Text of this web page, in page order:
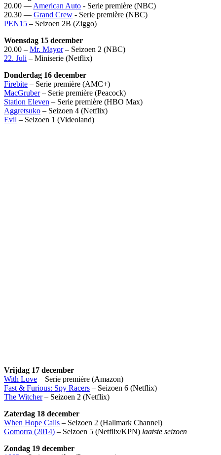
20.00 — American Auto - Serie première (NBC)
20.30 — Grand Crew - Serie première (NBC)
PEN15 – Seizoen 2B (Ziggo)
Woensdag 15 december
20.00 – Mr. Mayor– Seizoen 2 (NBC)
22. Juli – Miniserie (Netflix)
Donderdag 16 december
Firebite – Serie première (AMC+)
MacGruber– Serie première (Peacock)
Station Eleven – Serie première (HBO Max)
Aggretsuko – Seizoen 4 (Netflix)
Evil – Seizoen 1 (Videoland)
Vrijdag 17 december
With Love – Serie première (Amazon)
Fast & Furious: Spy Racers – Seizoen 6 (Netflix)
The Witcher– Seizoen 2 (Netflix)
Zaterdag 18 december
When Hope Calls – Seizoen 2 (Hallmark Channel)
Gomorra (2014) – Seizoen 5 (Netflix/KPN) laatste seizoen
Zondag 19 december